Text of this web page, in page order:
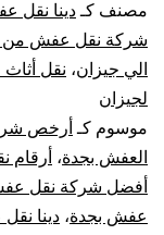
مصنف كـ دينا نقل
شركة نقل عفش من
الي جيزان، نقل
لجيزان
موسوم كـ أرخص
العفش بجدة،
أفضل شركة نقل
عفش بجدة، دينا